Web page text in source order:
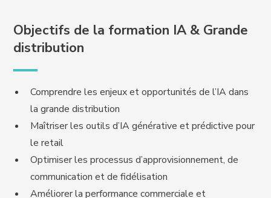
Objectifs de la formation IA & Grande
distribution
Comprendre les enjeux et opportunités de l’IA dans
la grande distribution
Maîtriser les outils d’IA générative et prédictive pour
le retail
Optimiser les processus d’approvisionnement, de
communication et de fidélisation
Améliorer la performance commerciale et